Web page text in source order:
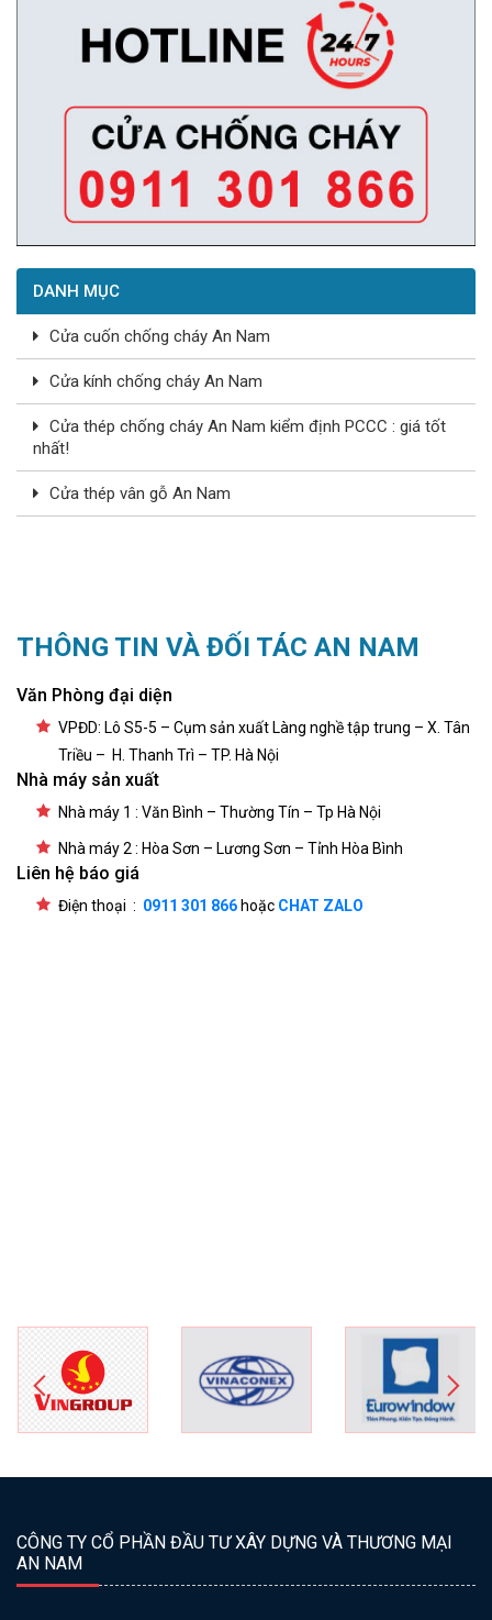
DANH MỤC
Cửa cuốn chống cháy An Nam
Cửa kính chống cháy An Nam
Cửa thép chống cháy An Nam kiểm định PCCC : giá tốt
nhất!
Cửa thép vân gỗ An Nam
THÔNG TIN VÀ ĐỐI TÁC AN NAM
Văn Phòng đại diện
VPĐD: Lô S5-5 – Cụm sản xuất Làng nghề tập trung – X. Tân
Triều – H. Thanh Trì – TP. Hà Nội
Nhà máy sản xuất
Nhà máy 1 : Văn Bình – Thường Tín – Tp Hà Nội
Nhà máy 2 : Hòa Sơn – Lương Sơn – Tỉnh Hòa Bình
Liên hệ báo giá
Điện thoại : 0911 301 866 hoặc CHAT ZALO
CÔNG TY CỔ PHẦN ĐẦU TƯ XÂY DỰNG VÀ THƯƠNG MẠI
AN NAM